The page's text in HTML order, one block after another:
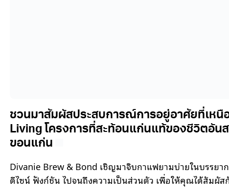
ชวนมาสัมผัสประสบการณ์การอยู่อาศัยที่เหนื
Living โครงการที่สะท้อนแก่นแท้ของชีวิตอัน
ขอนแก่น
Divanie Brew & Bond เชิญมาจิบกาแฟยามบ่ายในบรร
ดีไซน์ ฟังก์ชัน ไปจนถึงความเป็นส่วนตัว เพื่อให้คุณได้สัมผัส